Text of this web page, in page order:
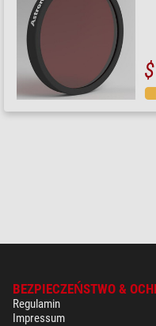
BEZPIECZEŃSTWO &
Regulamin
Impressum